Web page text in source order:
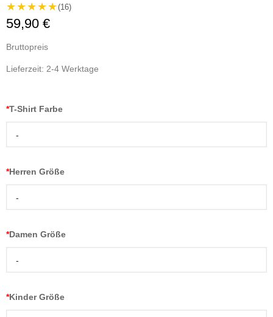
★★★★★(16)
59,90 €
Bruttopreis
Lieferzeit: 2-4 Werktage
*T-Shirt Farbe
-
*Herren Größe
-
*Damen Größe
-
*Kinder Größe